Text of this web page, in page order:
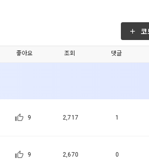
체결한 개
젝트, 코드
“회사”는
보 보호를
적 이외의
케팅(대회
코
좋아요 조회 댓글
9 2,717 1
9 2,670 0